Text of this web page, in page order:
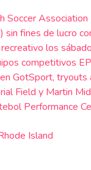
Soccer Association
sin fines de lucro
los
competitivos
GotSport, tryouts
Field y Martin
Performance
Island